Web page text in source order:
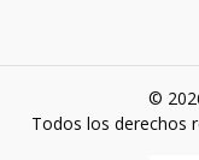
©
Todos los derechos